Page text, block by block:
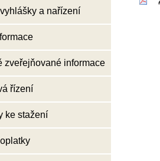
a nařízení
zveřejňované informace
řízení
ke stažení